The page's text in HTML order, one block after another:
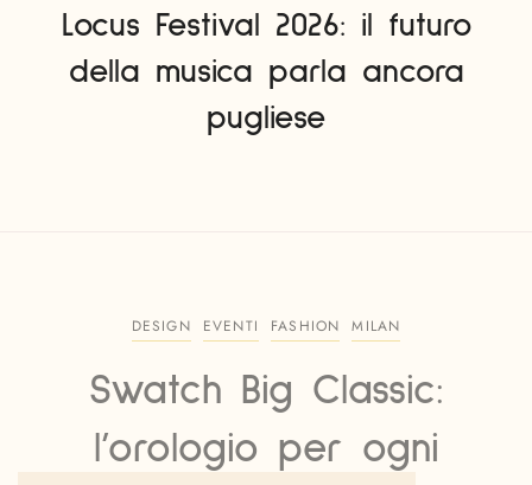
Locus Festival 2026: il futuro
della musica parla ancora
pugliese
DESIGN EVENTI FASHION MILAN
Swatch Big Classic:
l’orologio per ogni